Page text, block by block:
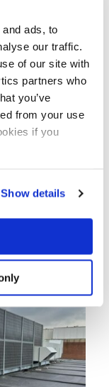
ads, to
our traffic.
of our site with
partners who
you’ve
from your use
if you
Show details